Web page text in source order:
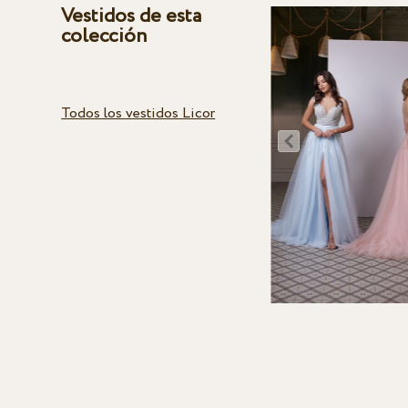
Vestidos de esta
colección
Todos los vestidos Licor